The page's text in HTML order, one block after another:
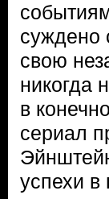
суждено
свою
никогда
в
сериал
успехи